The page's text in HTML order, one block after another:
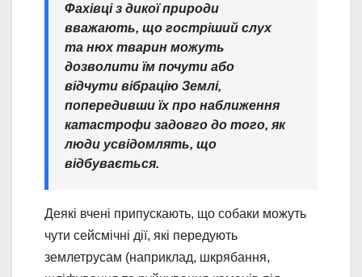
Фахівці з дикої природи
вважають, що гостріший слух
та нюх тварин можуть
дозволити їм почути або
відчути вібрацію Землі,
попередивши їх про наближення
катастрофи задовго до того, як
люди усвідомлять, що
відбувається.
Деякі вчені припускають, що собаки можуть
чути сейсмічні дії, які передують
землетрусам (наприклад, шкрябання,